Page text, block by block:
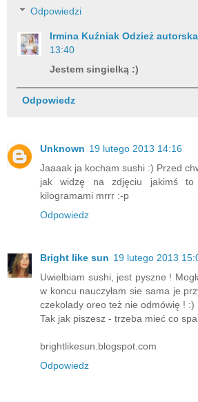
Odpowiedzi
Irmina Kuźniak Odzież autorska
13:40
Jestem singielką :)
Odpowiedz
Unknown 19 lutego 2013 14:16
Jaaaak ja kocham sushi :) Przed
jak widzę na zdjęciu jakimś
kilogramami mrrr :-p
Odpowiedz
Bright like sun 19 lutego 2013
Uwielbiam sushi, jest pyszne !
w koncu nauczyłam sie sama je
czekolady oreo też nie odmówię ! :)
Tak jak piszesz - trzeba mieć co
brightlikesun.blogspot.com
Odpowiedz